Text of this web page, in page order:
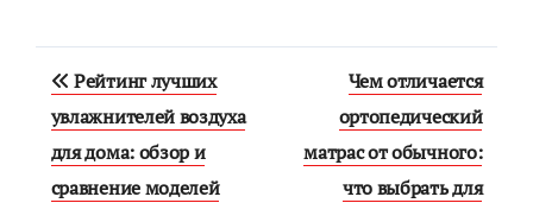
Навигация
по
записям
Рейтинг лучших
увлажнителей воздуха
для дома: обзор и
сравнение моделей
Чем отличается
ортопедический
матрас от обычного:
что выбрать для